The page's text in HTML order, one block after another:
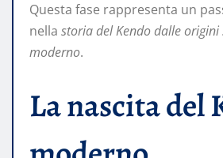
Questa fase rappresenta un
nella storia del Kendo dalle
moderno.
La nascita del